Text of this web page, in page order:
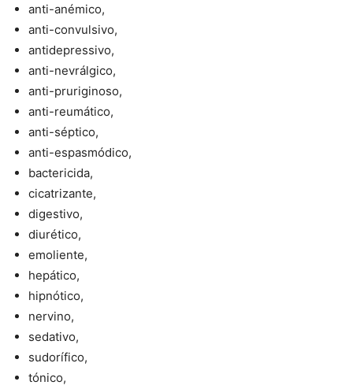
anti-anémico,
anti-convulsivo,
antidepressivo,
anti-nevrálgico,
anti-pruriginoso,
anti-reumático,
anti-séptico,
anti-espasmódico,
bactericida,
cicatrizante,
digestivo,
diurético,
emoliente,
hepático,
hipnótico,
nervino,
sedativo,
sudorífico,
tónico,